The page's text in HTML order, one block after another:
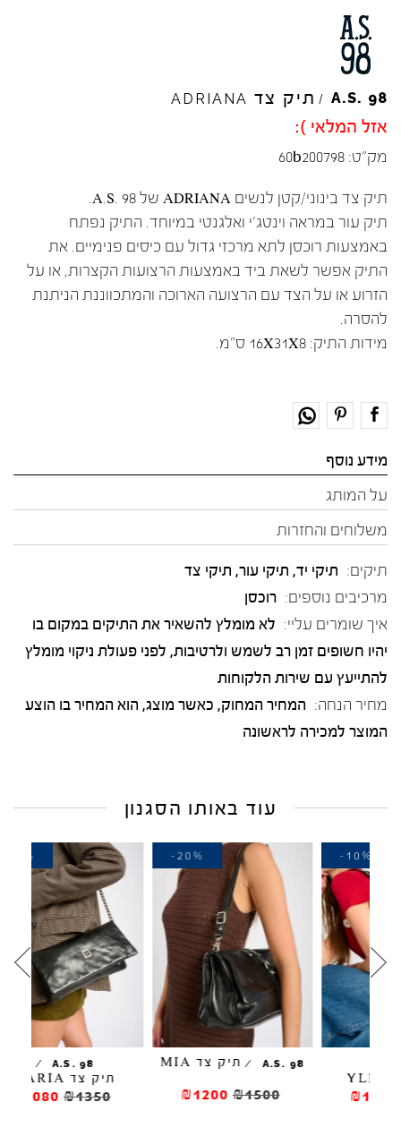
A.S. 98
/ תיק צד ADRIANA
אזל המלאי ):
מק"ט: 60b200798
תיק צד בינוני/קטן לנשים ADRIANA של A.S. 98.
תיק עור במראה וינטג'י ואלגנטי במיוחד. התיק נפתח
באמצעות רוכסן לתא מרכזי גדול עם כיסים פנימיים. את
התיק אפשר לשאת ביד באמצעות הרצועות הקצרות, או על
הזרוע או על הצד עם הרצועה הארוכה והמתכווננת הניתנת
להסרה.
מידות התיק: 16X31X8 ס"מ.
מידע נוסף
על המותג
משלוחים והחזרות
תיקים: תיקי יד, תיקי עור, תיקי צד
מרכיבים נוספים: רוכסן
איך שומרים עליי: לא מומלץ להשאיר את התיקים במקום בו
יהיו חשופים זמן רב לשמש ולרטיבות, לפני פעולת ניקוי מומלץ
להתייעץ עם שירות הלקוחות
מחיר הנחה: המחיר המחוק, כאשר מוצג, הוא המחיר בו הוצע
המוצר למכירה לראשונה
עוד באותו הסגנון
/ תיק צד MIA
₪1500
₪1200
-20%
/
תיק צד MARIA
₪1350
₪1080
-20%